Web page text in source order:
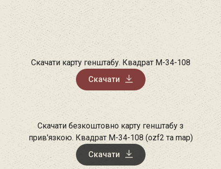
Скачати карту генштабу. Квадрат М-34-108
Скачати
Скачати безкоштовно карту генштабу з
прив'язкою. Квадрат М-34-108 (ozf2 та map)
Скачати